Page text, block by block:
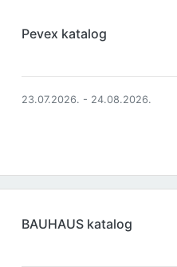
Pevex katalog
23.07.2026. - 24.08.2026.
BAUHAUS katalog